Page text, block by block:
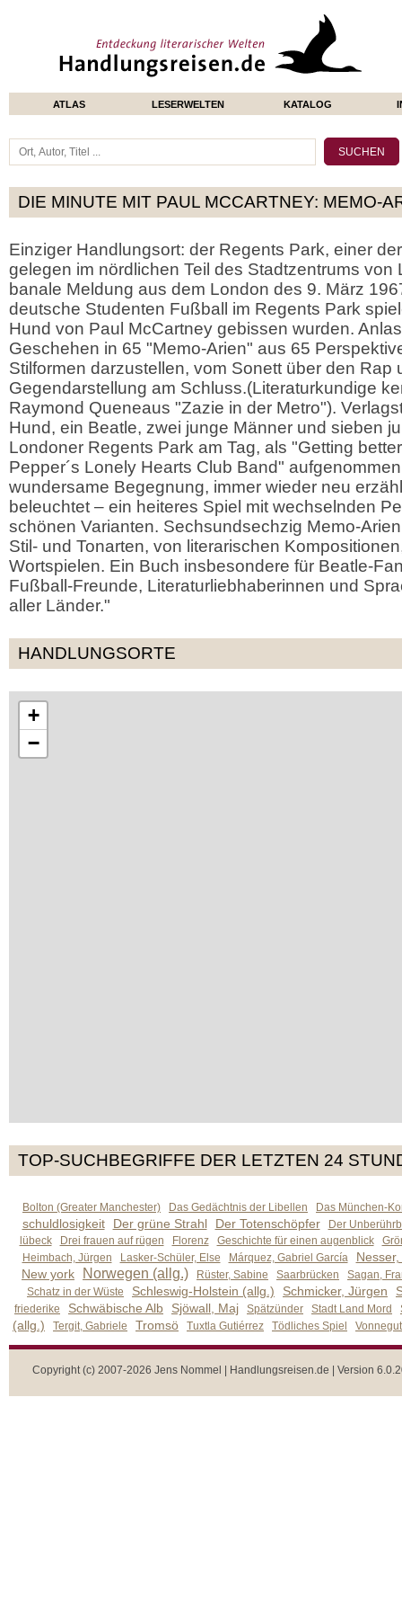
ATLAS LESERWELTEN KATALOG
DIE MINUTE MIT PAUL MCCARTNEY: MEMO-
Einziger Handlungsort: der Regents Park, einer
gelegen im nördlichen Teil des Stadtzentrums von
banale Meldung aus dem London des 9. März
deutsche Studenten Fußball im Regents Park
Hund von Paul McCartney gebissen wurden.
Geschehen in 65 "Memo-Arien" aus 65
Stilformen darzustellen, vom Sonett über den Rap
Gegendarstellung am Schluss.(Literaturkundige
Raymond Queneaus "Zazie in der Metro").
Hund, ein Beatle, zwei junge Männer und sieben
Londoner Regents Park am Tag, als "Getting
Pepper´s Lonely Hearts Club Band"
wundersame Begegnung, immer wieder neu
beleuchtet – ein heiteres Spiel mit wechselnden
schönen Varianten. Sechsundsechzig Memo-
Stil- und Tonarten, von literarischen
Wortspielen. Ein Buch insbesondere für Beatle-
Fußball-Freunde, Literaturliebhaberinnen und
aller Länder."
HANDLUNGSORTE
+
−
TOP-SUCHBEGRIFFE DER LETZTEN 24
Bolton (Greater Manchester) Das Gedächtnis der Libellen Das München-
schuldlosigkeit Der grüne Strahl Der Totenschöpfer
Der
lübeck
Drei frauen auf rügen Florenz Geschichte für einen augenblick
Heimbach, Jürgen
Lasker-Schüler, Else Márquez, Gabriel García
New york
Norwegen (allg.) Rüster, Sabine Saarbrücken
Sagan,
Schatz in der Wüste
Schleswig-Holstein (allg.) Schmicker, Jürgen
friederike Schwäbische Alb Sjöwall, Maj Spätzünder Stadt Land Mord
(allg.) Tergit, Gabriele Tromsö Tuxtla Gutiérrez Tödliches Spiel
Copyright (c) 2007-2026 Jens Nommel | Handlungsreisen.de | Version